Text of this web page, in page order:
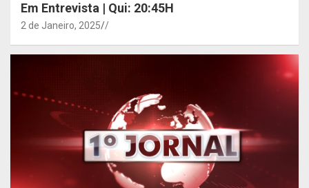
Em Entrevista | Qui: 20:45H
2 de Janeiro, 2025 /